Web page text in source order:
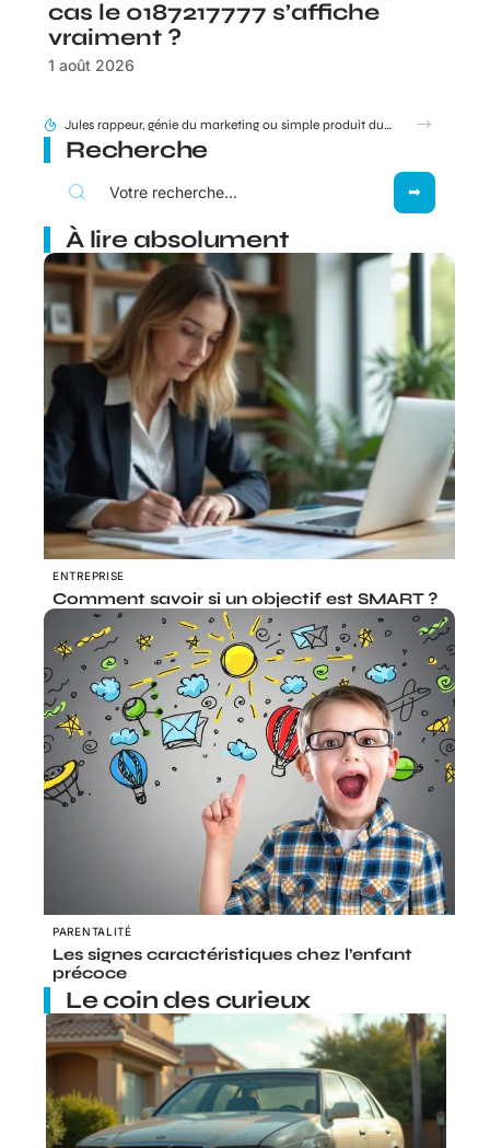
cas le 0187217777 s’affiche
vraiment ?
1 août 2026
95 Sounds et l’héritage du groupe 1995 : filiation ou simple clin d’œil ?
Recherche
À lire absolument
ENTREPRISE
Comment savoir si un objectif est SMART ?
PARENTALITÉ
Les signes caractéristiques chez l’enfant
précoce
Le coin des curieux